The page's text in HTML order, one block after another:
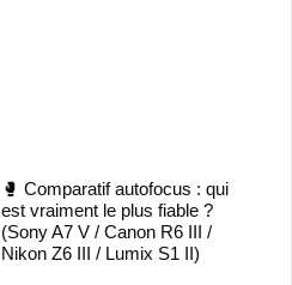
🥊 Comparatif autofocus : qui
est vraiment le plus fiable ?
(Sony A7 V / Canon R6 III /
Nikon Z6 III / Lumix S1 II)